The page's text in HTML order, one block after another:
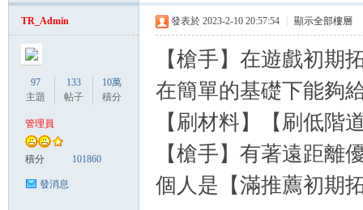
TR_Admin
97
主題
133
帖子
10萬
積分
管理員
積分 101860
發消息
發表於 2023-2-10 20:57:54 顯示全部樓層
【槍手】在遊戲初期
在簡單的基礎下能夠
【刷材料】【刷低階
【槍手】有著遠距離
個人是【滿推薦初期